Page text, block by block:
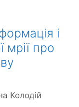
і
мрії про
Колодій